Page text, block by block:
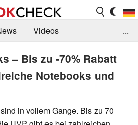
Videos
Externe Tests
Suche
Jobs
...
– Bis zu -70% Rabatt
Notebooks und
in vollem Gange. Bis zu 70